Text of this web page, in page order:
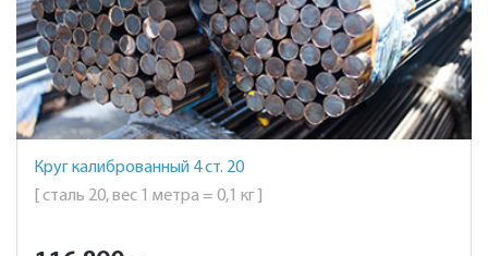
Круг калиброванный 4 ст. 20
[ сталь 20, вес 1 метра = 0,1 кг ]